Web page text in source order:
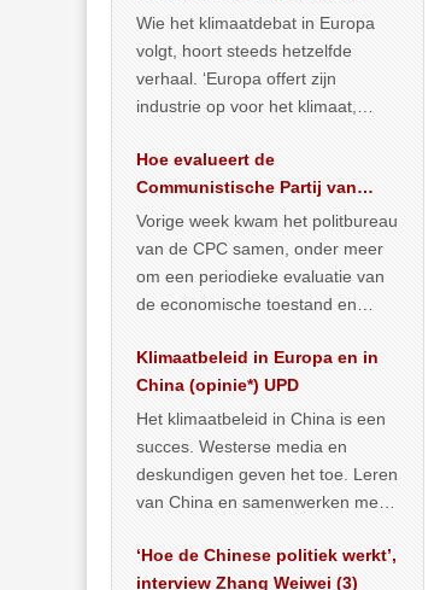
Wie het klimaatdebat in Europa
volgt, hoort steeds hetzelfde
verhaal. ‘Europa offert zijn
industrie op voor het klimaat,
vergroening… >> lees meer
Hoe evalueert de
Communistische Partij van
China de economische
situatie?
Vorige week kwam het politbureau
van de CPC samen, onder meer
om een periodieke evaluatie van
de economische toestand en
publiceerden… >> lees meer
Klimaatbeleid in Europa en in
China (opinie*) UPD
Het klimaatbeleid in China is een
succes. Westerse media en
deskundigen geven het toe. Leren
van China en samenwerken met
… >> lees meer
‘Hoe de Chinese politiek werkt’,
interview Zhang Weiwei (3)